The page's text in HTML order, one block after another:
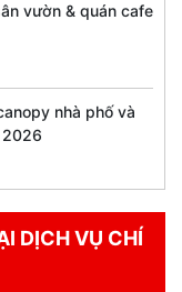
vườn & quán cafe
nhà phố và
DỊCH VỤ CHÍ